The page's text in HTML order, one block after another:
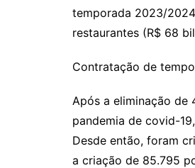
temporada 2023/
restaurantes (R$ 68
Contratação de
Após a eliminação de
pandemia de covid-
Desde então, foram
a criação de 85.795